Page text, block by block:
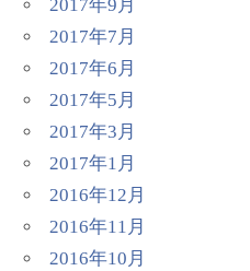
2017年9月
2017年7月
2017年6月
2017年5月
2017年3月
2017年1月
2016年12月
2016年11月
2016年10月